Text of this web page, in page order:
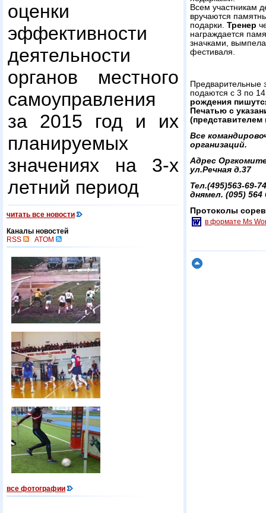
оценки
эффективности
деятельности
органов местного
самоуправления
за 2015 год и их
планируемых
значениях на 3-х
летний период
читать все новости
Каналы новостей
RSS
ATOM
все фотографии
Всем участникам
вручаются
подарки. Тренер
награждается
значками,
фестиваля.
Предварительные
подаются с 3 по
рождения
Печатью с
Все
организаций.
Адрес
ул.Речная д.37
Тел.(495)563-69-
днямел. (095) 564
Протоколы
в формате Ms